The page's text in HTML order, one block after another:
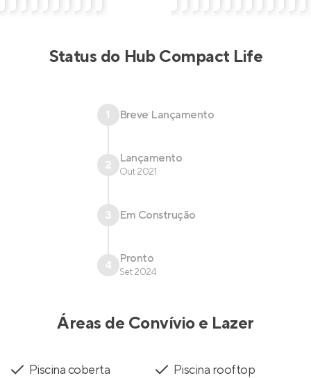
Status do Hub Compact Life
1 Breve Lançamento
2 Lançamento
Out 2021
3 Em Construção
4 Pronto
Set 2024
Áreas de Convívio e Lazer
Piscina coberta Piscina rooftop